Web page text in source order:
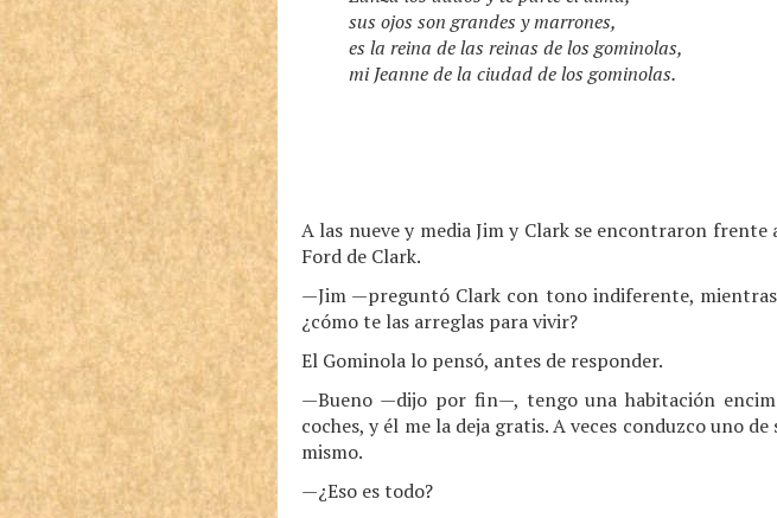
sus ojos son grandes y marrones,
es la reina de las reinas de los gominolas,
mi Jeanne de la ciudad de los gominolas.
A las nueve y media Jim y Clark se encontraron
Ford de Clark.
—Jim —preguntó Clark con tono indiferente,
¿cómo te las arreglas para vivir?
El Gominola lo pensó, antes de responder.
—Bueno —dijo por fin—, tengo una habitación
coches, y él me la deja gratis. A veces conduzco uno
mismo.
—¿Eso es todo?